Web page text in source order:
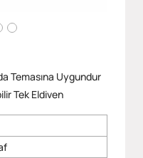
Temasına Uygundur
Tek Eldiven